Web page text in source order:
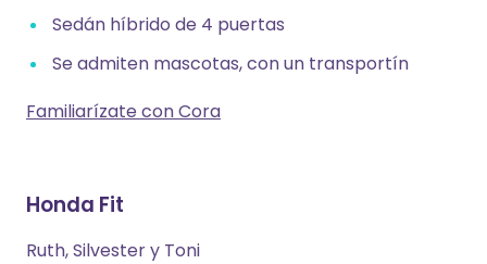
Sedán híbrido de 4 puertas
Se admiten mascotas, con un transportín
Familiarízate con Cora
Honda Fit
Ruth, Silvester y Toni